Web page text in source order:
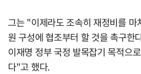
그는 "이제라도 조속히 재정비를 마
원 구성에 협조부터 할 것을 촉구한
이재명 정부 국정 발목잡기 목적으
다"고 했다.